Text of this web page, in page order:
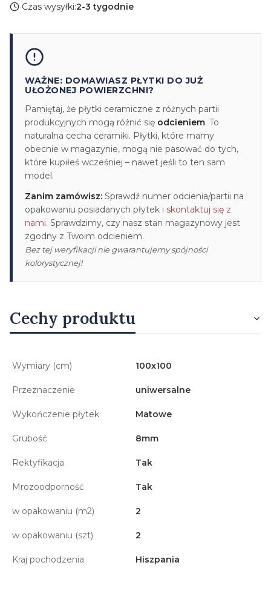
Czas wysyłki:2-3 tygodnie
WAŻNE: DOMAWIASZ PŁYTKI DO JUŻ
UŁOŻONEJ POWIERZCHNI?
Pamiętaj, że płytki ceramiczne z różnych partii
produkcyjnych mogą różnić się odcieniem. To
naturalna cecha ceramiki. Płytki, które mamy
obecnie w magazynie, mogą nie pasować do tych,
które kupiłeś wcześniej – nawet jeśli to ten sam
model.
Zanim zamówisz: Sprawdź numer odcienia/partii na
opakowaniu posiadanych płytek i skontaktuj się z
nami. Sprawdzimy, czy nasz stan magazynowy jest
zgodny z Twoim odcieniem.
Bez tej weryfikacji nie gwarantujemy spójności
kolorystycznej!
Cechy produktu
Wymiary (cm) 100x100
Przeznaczenie uniwersalne
Wykończenie płytek Matowe
Grubość 8mm
Rektyfikacja Tak
Mrozoodporność Tak
w opakowaniu (m2) 2
w opakowaniu (szt) 2
Kraj pochodzenia Hiszpania